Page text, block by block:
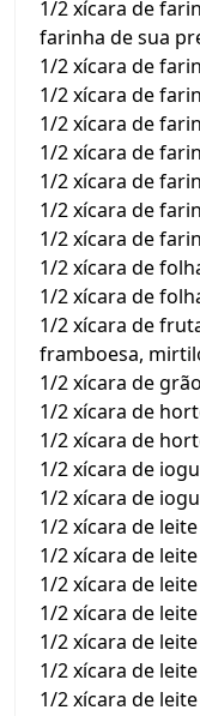
1/2 xícara de
farinha de sua
1/2 xícara de
1/2 xícara de
1/2 xícara de
1/2 xícara de
1/2 xícara de
1/2 xícara de
1/2 xícara de
1/2 xícara de
1/2 xícara de
1/2 xícara de
framboesa,
1/2 xícara de
1/2 xícara de
1/2 xícara de
1/2 xícara de
1/2 xícara de
1/2 xícara de leite
1/2 xícara de
1/2 xícara de
1/2 xícara de
1/2 xícara de
1/2 xícara de
1/2 xícara de